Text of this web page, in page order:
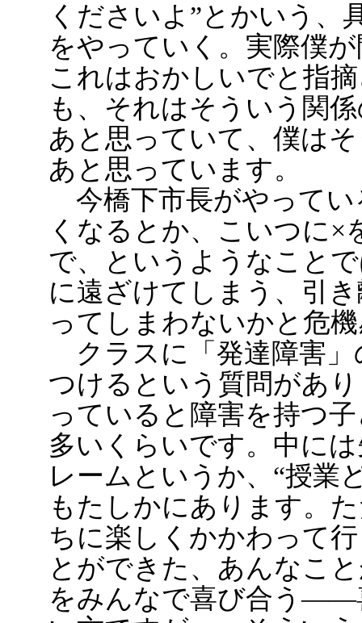
くださいよ”とかいう、
をやっていく。実際僕
これはおかしいでと指
も、それはそういう関
あと思っていて、僕は
あと思っています。
今橋下市長がやってい
くなるとか、こいつに×
で、というようなこと
に遠ざけてしまう、引
ってしまわないかと危
クラスに「発達障害」
つけるという質問があ
っていると障害を持つ
多いくらいです。中に
レームというか、“授業
もたしかにあります。
ちに楽しくかかわって
とができた、あんなこ
をみんなで喜び合う――